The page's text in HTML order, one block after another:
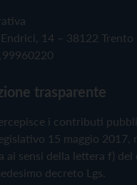
14 – 38122 Trento
trasparente
i contributi
15 maggio 2017,
ai sensi della lettera f) del
decreto Lgs.